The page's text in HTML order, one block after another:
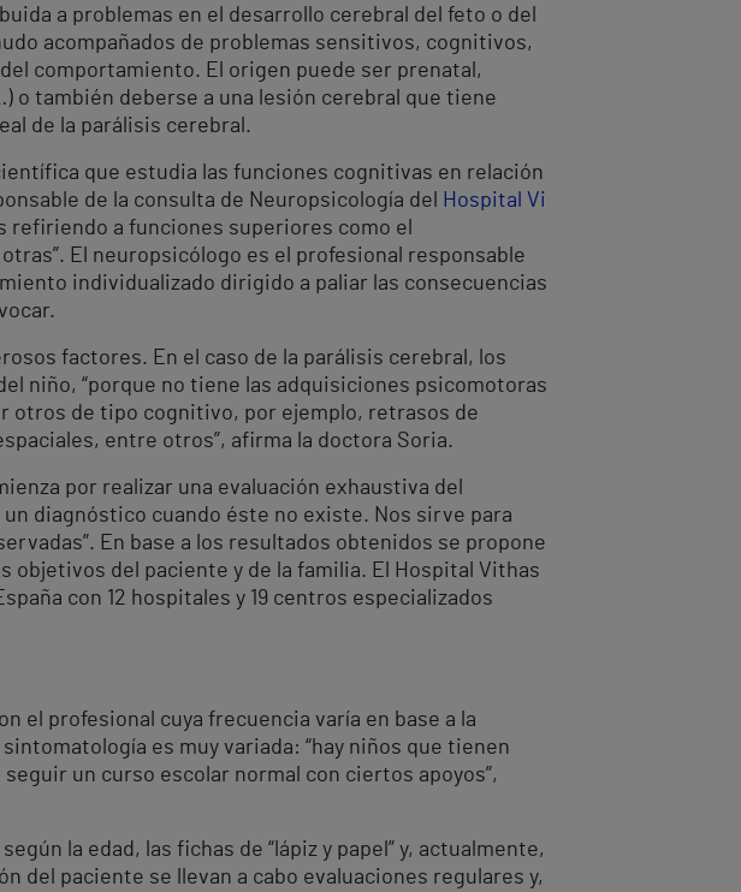
a problemas en el desarrollo cerebral del feto o del
acompañados de problemas sensitivos, cognitivos,
comportamiento. El origen puede ser prenatal,
también deberse a una lesión cerebral que tiene
de la parálisis cerebral.
que estudia las funciones cognitivas en relación
de la consulta de Neuropsicología del
Hospital Vi
refiriendo a funciones superiores como el
El neuropsicólogo es el profesional responsable
individualizado dirigido a paliar las consecuencias
factores. En el caso de la parálisis cerebral, los
niño, “porque no tiene las adquisiciones psicomotoras
otros de tipo cognitivo, por ejemplo, retrasos de
entre otros”, afirma la doctora Soria.
por realizar una evaluación exhaustiva del
diagnóstico cuando éste no existe. Nos sirve para
En base a los resultados obtenidos se propone
del paciente y de la familia. El Hospital Vithas
con 12 hospitales y 19 centros especializados
el profesional cuya frecuencia varía en base a la
es muy variada: “hay niños que tienen
un curso escolar normal con ciertos apoyos”,
la edad, las fichas de “lápiz y papel” y, actualmente,
del paciente se llevan a cabo evaluaciones regulares y,